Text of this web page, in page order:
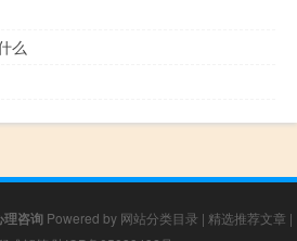
么
理咨询Powered by 网站分类目录 | 精选推荐文章 |